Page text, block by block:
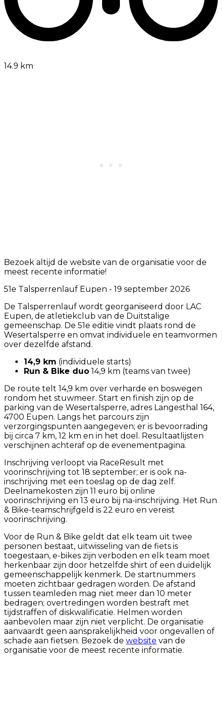
14.9 km
Bezoek altijd de website van de organisatie voor de
meest recente informatie!
51e Talsperrenlauf Eupen - 19 september 2026
De Talsperrenlauf wordt georganiseerd door LAC
Eupen, de atletiekclub van de Duitstalige
gemeenschap. De 51e editie vindt plaats rond de
Wesertalsperre en omvat individuele en teamvormen
over dezelfde afstand.
14,9 km (individuele starts)
Run & Bike duo 14,9 km (teams van twee)
De route telt 14,9 km over verharde en boswegen
rondom het stuwmeer. Start en finish zijn op de
parking van de Wesertalsperre, adres Langesthal 164,
4700 Eupen. Langs het parcours zijn
verzorgingspunten aangegeven; er is bevoorrading
bij circa 7 km, 12 km en in het doel. Resultaatlijsten
verschijnen achteraf op de evenementpagina.
Inschrijving verloopt via RaceResult met
voorinschrijving tot 18 september; er is ook na-
inschrijving met een toeslag op de dag zelf.
Deelnamekosten zijn 11 euro bij online
voorinschrijving en 13 euro bij na-inschrijving. Het Run
& Bike-teamschrijfgeld is 22 euro en vereist
voorinschrijving.
Voor de Run & Bike geldt dat elk team uit twee
personen bestaat, uitwisseling van de fiets is
toegestaan, e-bikes zijn verboden en elk team moet
herkenbaar zijn door hetzelfde shirt of een duidelijk
gemeenschappelijk kenmerk. De startnummers
moeten zichtbaar gedragen worden. De afstand
tussen teamleden mag niet meer dan 10 meter
bedragen; overtredingen worden bestraft met
tijdstraffen of diskwalificatie. Helmen worden
aanbevolen maar zijn niet verplicht. De organisatie
aanvaardt geen aansprakelijkheid voor ongevallen of
schade aan fietsen. Bezoek de website van de
organisatie voor de meest recente informatie.